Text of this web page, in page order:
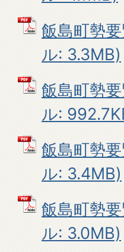
飯島町勢
ル: 3.3MB)
飯島町勢
ル:
飯島町勢
ル: 3.4MB)
飯島町勢
ル: 3.0MB)